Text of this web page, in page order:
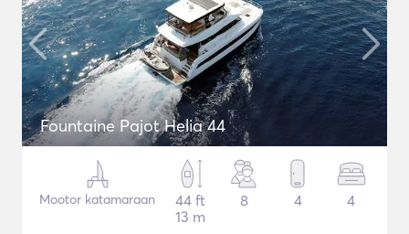
Fountaine Pajot Helia 44
Mootor katamaraan
44 ft
13 m
8 4 4